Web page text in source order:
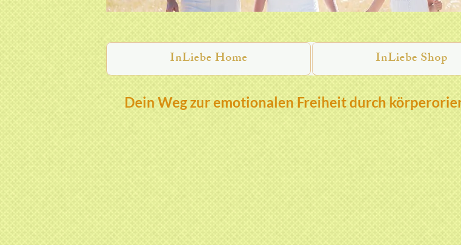
InLiebe Home InLiebe Shop
Dein Weg zur emotionalen Freiheit durch